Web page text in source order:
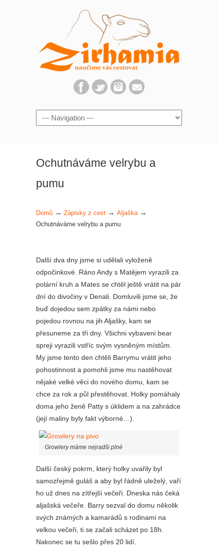
Navigation
Ochutnáváme velrybu a
pumu
Domů → Zápisky z cest → Aljaška →
Ochutnáváme velrybu a pumu
Další dva dny jsme si udělali vyloženě
odpočinkové. Ráno Andy s Matějem vyrazili za
polární kruh a Mates se chtěl ještě vrátit na pár
dní do divočiny v Denali. Domluvili jsme se, že
buď dojedou sem zpátky za námi nebo
pojedou rovnou na jih Aljašky, kam se
přesuneme za tři dny. Všichni vybaveni bear
spreji vyrazili vstříc svým vysněným místům.
My jsme tento den chtěli Barrymu vrátit jeho
pohostinnost a pomohli jsme mu nastěhovat
nějaké velké věci do nového domu, kam se
chce za rok a půl přestěhovat. Holky pomáhaly
doma jeho ženě Patty s úklidem a na zahrádce
(její maliny byly fakt výborné…).
Growlery máme nejradši plné
Další český pokrm, který holky uvařily byl
samozřejmě guláš a aby byl řádně uleželý, vaří
ho už dnes na zítřejší večeři. Dneska nás čeká
aljašská večeře. Barry sezval do domu několik
svých známých a kamarádů s rodinami na
velkou večeři, ti se začali scházet po 18h.
Nakonec se tu sešlo přes 20 lidí.